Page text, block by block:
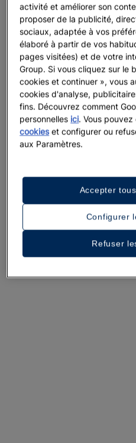
Une promenade dans
Voir 26 photos et vidéos
activité et améliorer son
proposer de la publicité,
sociaux, adaptée à vos
élaboré à partir de vos
pages visitées) et de votre
Group. Si vous cliquez sur le
cookies et continuer », vous
cookies d'analyse,
fins. Découvrez comment
personnelles ici. Vous
cookies et configurer ou
aux Paramètres.
Configurer
Refuser
Accepter